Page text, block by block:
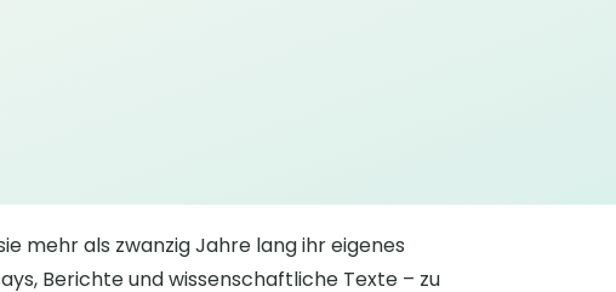
mehr als zwanzig Jahre lang ihr eigenes
Berichte und wissenschaftliche Texte – zu